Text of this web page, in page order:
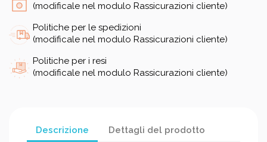
(modificale nel modulo Rassicurazioni cliente)
Politiche per le spedizioni
(modificale nel modulo Rassicurazioni cliente)
Politiche per i resi
(modificale nel modulo Rassicurazioni cliente)
Descrizione Dettagli del prodotto